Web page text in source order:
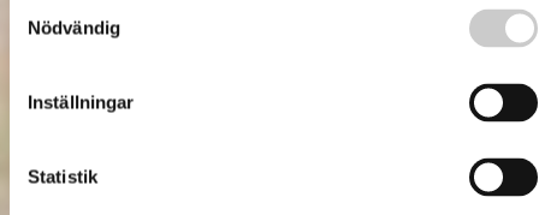
Nödvändig
Inställningar
Statistik